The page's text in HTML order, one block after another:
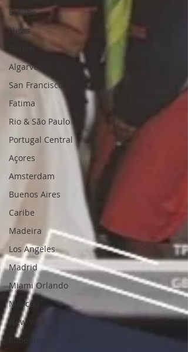
Equipe
News
Algarve
San Francisco
Fatima
Rio & São Paulo
Portugal Central
Açores
Amsterdam
Buenos Aires
Caribe
Madeira
Los Angeles
Madrid
Miami Orlando
Moscou
New York
Phoenix